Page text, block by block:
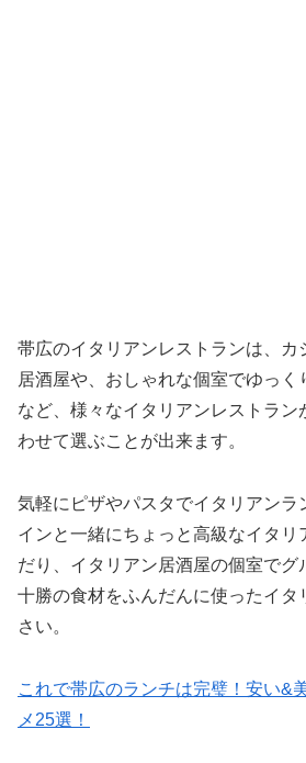
帯広のイタリアンレストランは、カ
居酒屋や、おしゃれな個室でゆっ
など、様々なイタリアンレストラン
わせて選ぶことが出来ます。
気軽にピザやパスタでイタリアンラ
インと一緒にちょっと高級なイタリ
だり、イタリアン居酒屋の個室でグ
十勝の食材をふんだんに使ったイタ
さい。
これで帯広のランチは完璧！安い&
メ25選！